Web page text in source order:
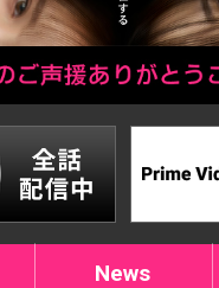
News